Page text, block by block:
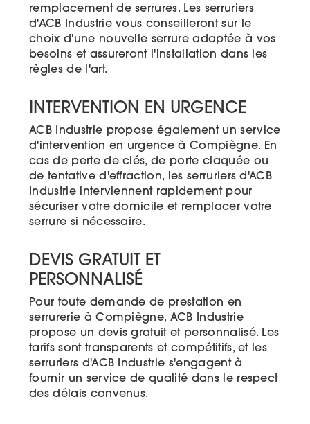
remplacement de serrures. Les serruriers
d'ACB Industrie vous conseilleront sur le
choix d'une nouvelle serrure adaptée à vos
besoins et assureront l'installation dans les
règles de l'art.
INTERVENTION EN URGENCE
ACB Industrie propose également un service
d'intervention en urgence à Compiègne. En
cas de perte de clés, de porte claquée ou
de tentative d'effraction, les serruriers d'ACB
Industrie interviennent rapidement pour
sécuriser votre domicile et remplacer votre
serrure si nécessaire.
DEVIS GRATUIT ET
PERSONNALISÉ
Pour toute demande de prestation en
serrurerie à Compiègne, ACB Industrie
propose un devis gratuit et personnalisé. Les
tarifs sont transparents et compétitifs, et les
serruriers d'ACB Industrie s'engagent à
fournir un service de qualité dans le respect
des délais convenus.